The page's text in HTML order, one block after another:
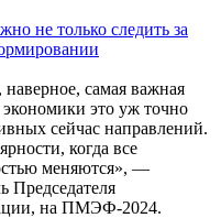
не только следить за
самая важная
это уж точно
сейчас направлений.
когда все
меняются», —
Председателя
на ПМЭФ-2024.